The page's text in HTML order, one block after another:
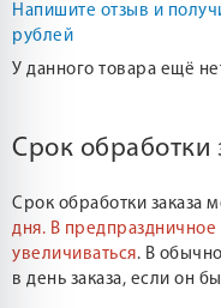
Напишите отзыв и
рублей
У данного товара ещё
Срок обработки
Срок обработки
дня. В
увеличиваться. В
в день заказа, если он